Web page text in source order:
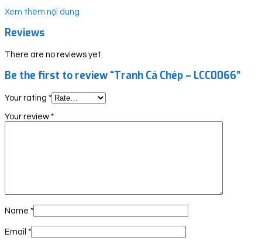
Xem thêm nội dung
Reviews
There are no reviews yet.
Be the first to review “Tranh Cá Chép – LCC0066”
Your rating *
Your review *
Name *
Email *